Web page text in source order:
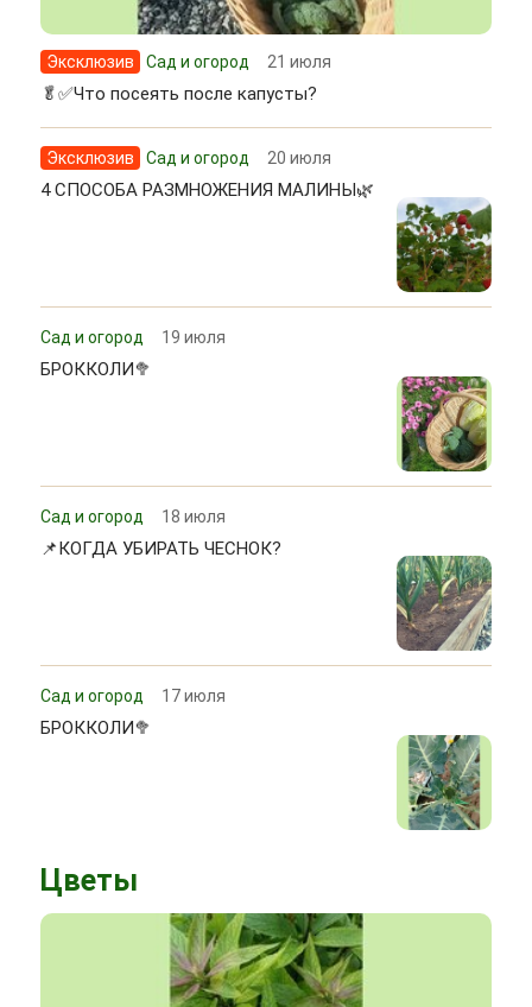
Эксклюзив Сад и огород 21 июля
🥬✅Что посеять после капусты?
Эксклюзив Сад и огород 20 июля
4 СПОСОБА РАЗМНОЖЕНИЯ МАЛИНЫ🌿
Сад и огород 19 июля
БРОККОЛИ🥦
Сад и огород 18 июля
📌КОГДА УБИРАТЬ ЧЕСНОК?
Сад и огород 17 июля
БРОККОЛИ🥦
Цветы